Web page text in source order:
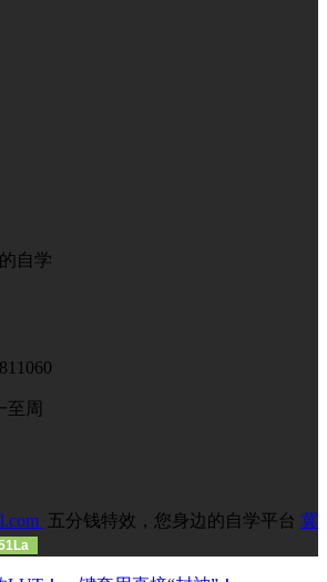
自学
至周
五分钱特效，您身边的自学平台 冀